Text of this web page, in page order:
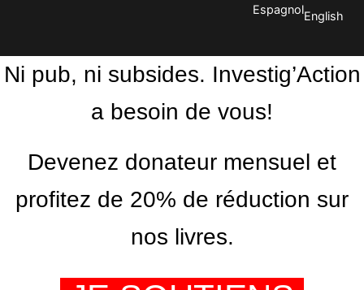
EspagnolEnglish
Ni pub, ni subsides. Investig’Action
a besoin de vous!
Devenez donateur mensuel et
profitez de 20% de réduction sur
nos livres.